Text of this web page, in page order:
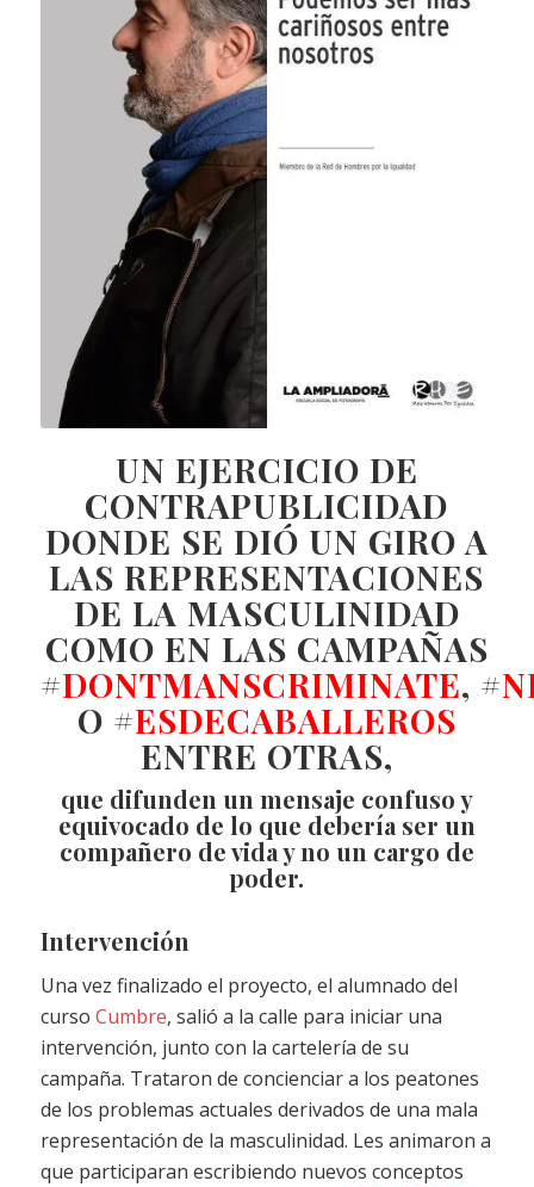
UN EJERCICIO DE
CONTRAPUBLICIDAD
DONDE SE DIÓ UN GIRO A
LAS REPRESENTACIONES
DE LA MASCULINIDAD
COMO EN LAS CAMPAÑAS
#DONTMANSCRIMINATE, #
O #ESDECABALLEROS
ENTRE OTRAS,
que difunden un mensaje confuso y
equivocado de lo que debería ser un
compañero de vida y no un cargo de
poder.
Intervención
Una vez finalizado el proyecto, el alumnado del
curso Cumbre, salió a la calle para iniciar una
intervención, junto con la cartelería de su
campaña. Trataron de concienciar a los peatones
de los problemas actuales derivados de una mala
representación de la masculinidad. Les animaron a
que participaran escribiendo nuevos conceptos